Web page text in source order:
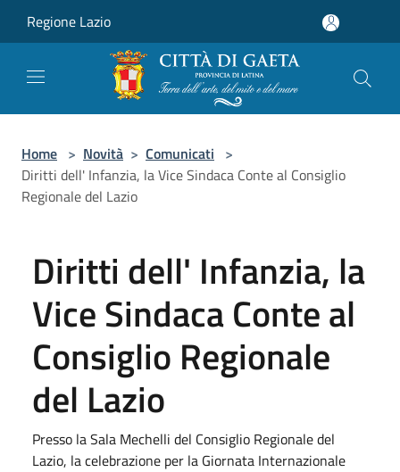
Regione Lazio
Home > Novità > Comunicati >
Diritti dell' Infanzia, la Vice Sindaca Conte al Consiglio
Regionale del Lazio
Diritti dell' Infanzia, la
Vice Sindaca Conte al
Consiglio Regionale
del Lazio
Presso la Sala Mechelli del Consiglio Regionale del
Lazio, la celebrazione per la Giornata Internazionale